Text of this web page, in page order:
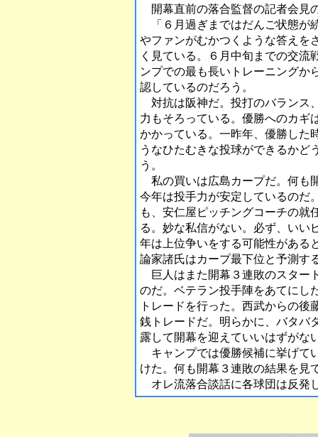
開幕直前の落合監督の記者会見
「６月過ぎまではだんご状態が
やファンがむかつくような答えを
く見ている。６月中旬までの交流
ンプでの最も長いトレーニングか
認しているのだろう。
対抗は阪神だ。投打のバランス
力もそろっている。優勝へのカギ
かかっている。一昨年、優勝した
うなひたむきな投球ができるかど
う。
私の買いは広島カープだ。何も
今年は投手力が安定しているのだ
も、安仁屋ピッチングコーチの就
る。妙な私信がない。必ず、いい
年は上位争いをする可能性がある
論家諸氏はカープ最下位と予測す
巨人はまた開幕３連敗のスター
のだ。ベテラン投手陣をあてにし
トレードを行った。西武からの
銭トレードだ。明らかに、バタバ
露して開幕を迎えていいはずがな
キャンプでは優勝候補に挙げて
けた。何も開幕３連敗の結果を見
オレ流落合談話に各球団は反発